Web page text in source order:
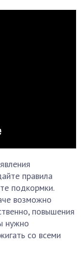
правила
подкормки.
возможно
повышения
нужно
со всеми